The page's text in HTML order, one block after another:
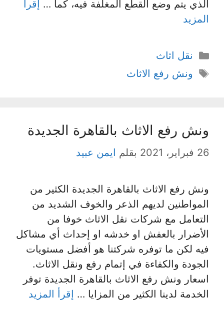
الذي يتم وضع القطع المغلفة فيه، كما …
إقرأ
المزيد
التصنيفات
نقل اثاث
الوسوم
ونش رفع الاثاث
ونش رفع الاثاث بالقاهرة الجديدة
26 فبراير، 2021 بقلم ايمن عبيد
ونش رفع الاثاث بالقاهرة الجديدة الكثير من
المواطنين لديهم الذعر والخوف الشديد من
التعامل مع شركات نقل الاثاث خوفا من
الأضرار بالعفش او خدشه او إحداث أي مشاكل
فيه لكن ما توفره شركتنا هو أفضل مستويات
الجودة والكفاءة في إتمام رفع ونقل الاثاث.
اسعار ونش رفع الاثاث بالقاهرة الجديدة توفر
الخدمة لدينا الكثير من المزايا … إقرأ المزيد